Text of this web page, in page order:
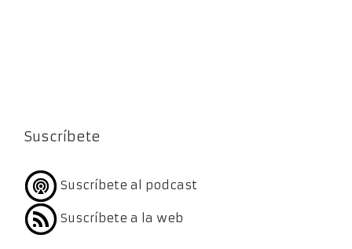
Suscríbete
Suscríbete al podcast
Suscríbete a la web